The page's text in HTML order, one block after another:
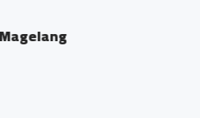
Karangrejo Kec Borobudur